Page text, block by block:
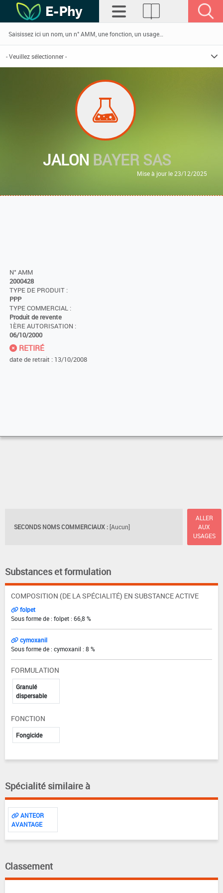
JALON BAYER SAS
Mise à jour le 23/12/2025
N° AMM
2000428
TYPE DE PRODUIT :
PPP
TYPE COMMERCIAL :
Produit de revente
1ÈRE AUTORISATION :
06/10/2000
RETIRÉ
date de retrait : 13/10/2008
SECONDS NOMS COMMERCIAUX : [Aucun]
ALLER
AUX
USAGES
Substances et formulation
COMPOSITION (DE LA SPÉCIALITÉ) EN SUBSTANCE ACTIVE
folpet
Sous forme de : folpet : 66,8 %
cymoxanil
Sous forme de : cymoxanil : 8 %
FORMULATION
Granulé
dispersable
FONCTION
Fongicide
Spécialité similaire à
ANTEOR
AVANTAGE
Classement